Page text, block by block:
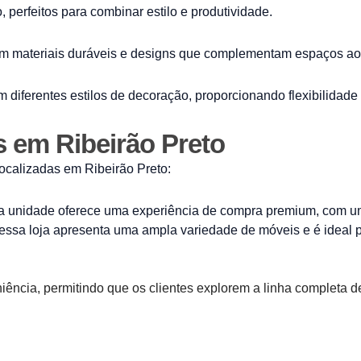
para combinar estilo e produtividade.
materiais duráveis e designs que complementam espaços
diferentes estilos de decoração, proporcionando
em Ribeirão Preto
em Ribeirão Preto:
oferece uma experiência de compra premium, com
loja apresenta uma ampla variedade de móveis e é ideal
permitindo que os clientes explorem a linha completa